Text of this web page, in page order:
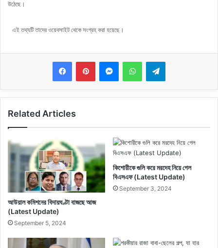
উঠেছে।
এই তথ্যটি তাদের ওয়েবসাইট থেকে সংগ্রহ করা হয়েছে।
MessengerWhatsAppTelegram
Related Articles
আউয়াল কমিশনের বিদায়ঘণ্টা বাজছে আজ
(Latest Update)
September 5, 2024
কিশোরীকে গুলি করে মরদেহ নিয়ে গেল
বিএসএফ (Latest Update)
September 3, 2024